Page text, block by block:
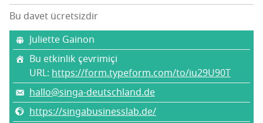
Bu davet ücretsizdir
Juli­et­te Gainon
Bu etkinlik çevrimiçi
URL: https://form.typeform.com/to/iu29U90T
hallo@singa-deutschland.de
https://singabusinesslab.de/